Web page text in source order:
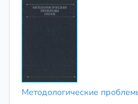
Методологические